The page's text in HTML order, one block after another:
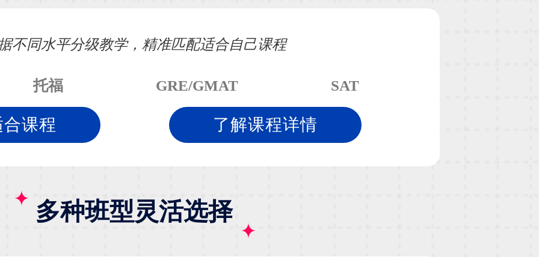
不同水平分级教学，精准匹配适合自己课程
托福 GRE/GMAT SAT
课程 了解课程详情
多种班型灵活选择